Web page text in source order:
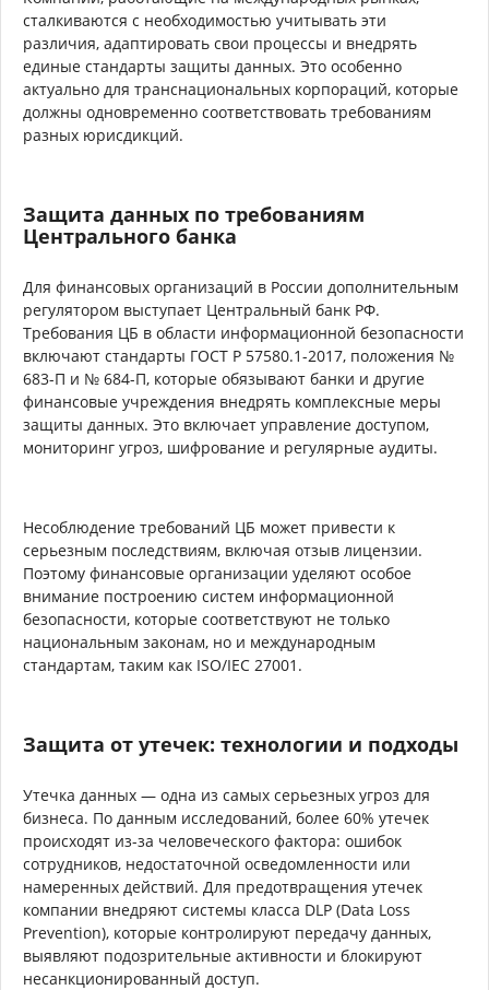
сталкиваются с необходимостью учитывать эти
различия, адаптировать свои процессы и внедрять
единые стандарты защиты данных. Это особенно
актуально для транснациональных корпораций, которые
должны одновременно соответствовать требованиям
разных юрисдикций.
Защита данных по требованиям
Центрального банка
Для финансовых организаций в России дополнительным
регулятором выступает Центральный банк РФ.
Требования ЦБ в области информационной безопасности
включают стандарты ГОСТ Р 57580.1-2017, положения №
683-П и № 684-П, которые обязывают банки и другие
финансовые учреждения внедрять комплексные меры
защиты данных. Это включает управление доступом,
мониторинг угроз, шифрование и регулярные аудиты.
Несоблюдение требований ЦБ может привести к
серьезным последствиям, включая отзыв лицензии.
Поэтому финансовые организации уделяют особое
внимание построению систем информационной
безопасности, которые соответствуют не только
национальным законам, но и международным
стандартам, таким как ISO/IEC 27001.
Защита от утечек: технологии и подходы
Утечка данных — одна из самых серьезных угроз для
бизнеса. По данным исследований, более 60% утечек
происходят из-за человеческого фактора: ошибок
сотрудников, недостаточной осведомленности или
намеренных действий. Для предотвращения утечек
компании внедряют системы класса DLP (Data Loss
Prevention), которые контролируют передачу данных,
выявляют подозрительные активности и блокируют
несанкционированный доступ.